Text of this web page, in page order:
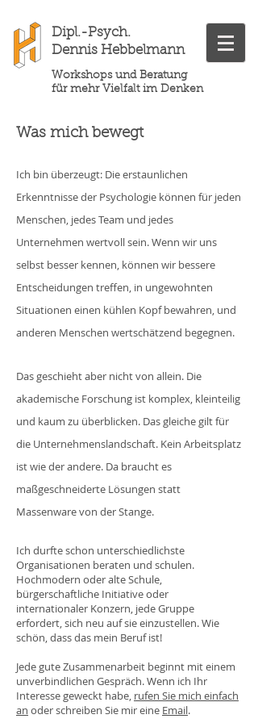
Dipl.-Psych.
Dennis Hebbelmann
Workshops und Beratung
für mehr Vielfalt im Denken
Was mich bewegt
Ich bin überzeugt: Die erstaunlichen
Erkenntnisse der Psychologie können für jeden
Menschen, jedes Team und jedes
Unternehmen wertvoll sein. Wenn wir uns
selbst besser kennen, können wir bessere
Entscheidungen treffen, in ungewohnten
Situationen einen kühlen Kopf bewahren, und
anderen Menschen wertschätzend begegnen.
Das geschieht aber nicht von allein. Die
akademische Forschung ist komplex, kleinteilig
und kaum zu überblicken. Das gleiche gilt für
die Unternehmenslandschaft. Kein Arbeitsplatz
ist wie der andere. Da braucht es
maßgeschneiderte Lösungen statt
Massenware von der Stange.
Ich durfte schon unterschiedlichste
Organisationen beraten und schulen.
Hochmodern oder alte Schule,
bürgerschaftliche Initiative oder
internationaler Konzern, jede Gruppe
erfordert, sich neu auf sie einzustellen. Wie
schön, dass das mein Beruf ist!
Jede gute Zusammenarbeit beginnt mit einem
unverbindlichen Gespräch. Wenn ich Ihr
Interesse geweckt habe, rufen Sie mich einfach
an oder schreiben Sie mir eine Email.